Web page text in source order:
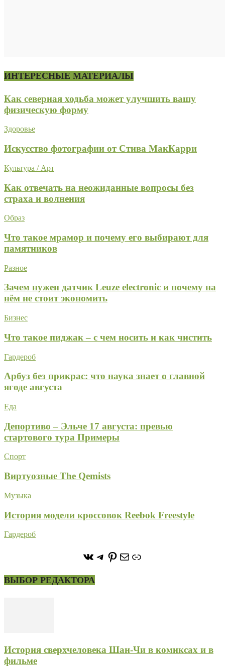
ИНТЕРЕСНЫЕ МАТЕРИАЛЫ
Как северная ходьба может улучшить вашу
физическую форму
Здоровье
Искусство фотографии от Стива МакКарри
Культура / Арт
Как отвечать на неожиданные вопросы без
страха и волнения
Образ
Что такое мрамор и почему его выбирают для
памятников
Разное
Зачем нужен датчик Leuze electronic и почему на
нём не стоит экономить
Бизнес
Что такое пиджак – с чем носить и как чистить
Гардероб
Арбуз без прикрас: что наука знает о главной
ягоде августа
Еда
Депортиво – Эльче 17 августа: превью
стартового тура Примеры
Спорт
Виртуозные The Qemists
Музыка
История модели кроссовок Reebok Freestyle
Гардероб
https://vk.com/
https://t.me/stoneforest
https://
ПочтаСсылка
ВЫБОР РЕДАКТОРА
История сверхчеловека Шан-Чи в комиксах и в
фильме